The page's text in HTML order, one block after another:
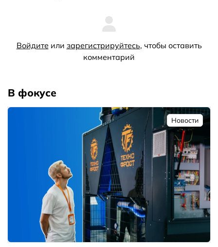
Войдите или зарегистрируйтесь, чтобы оставить
комментарий
В фокусе
Новости